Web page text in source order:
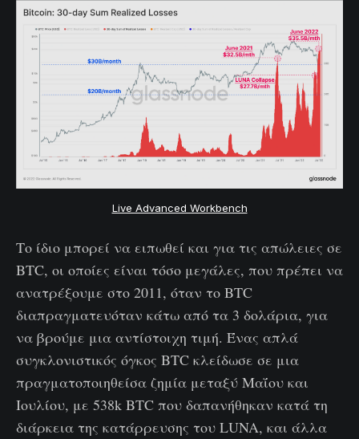
Live Advanced Workbench
Το ίδιο μπορεί να ειπωθεί και για τις απώλειες σε
BTC, οι οποίες είναι τόσο μεγάλες, που πρέπει να
ανατρέξουμε στο 2011, όταν το BTC
διαπραγματευόταν κάτω από τα 3 δολάρια, για
να βρούμε μια αντίστοιχη τιμή. Ένας απλά
συγκλονιστικός όγκος BTC κλείδωσε σε μια
πραγματοποιηθείσα ζημία μεταξύ Μαΐου και
Ιουλίου, με 538k BTC που δαπανήθηκαν κατά τη
διάρκεια της κατάρρευσης του LUNA, και άλλα